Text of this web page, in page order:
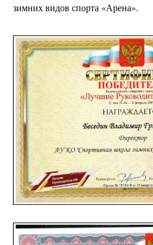
зимних видов спорта «Арена».